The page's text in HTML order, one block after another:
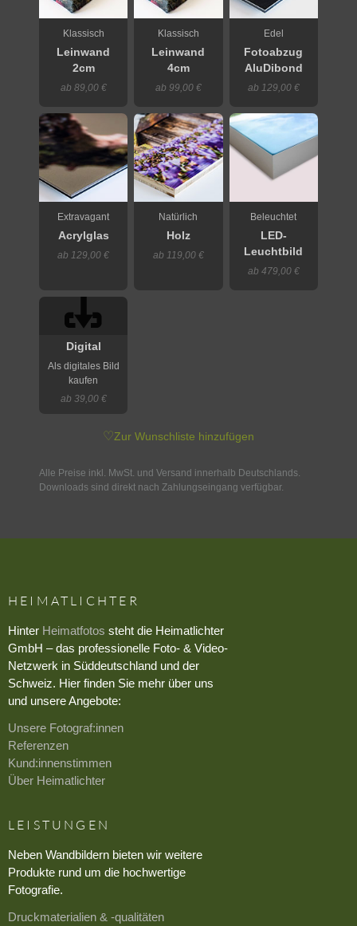
Klassisch
Leinwand
2cm
ab 89,00 €
Klassisch
Leinwand
4cm
ab 99,00 €
Edel
Fotoabzug
AluDibond
ab 129,00 €
Extravagant
Acrylglas
ab 129,00 €
Natürlich
Holz
ab 119,00 €
Beleuchtet
LED-
Leuchtbild
ab 479,00 €
Digital
Als digitales Bild
kaufen
ab 39,00 €
♡Zur Wunschliste hinzufügen
Alle Preise inkl. MwSt. und Versand innerhalb Deutschlands.
Downloads sind direkt nach Zahlungseingang verfügbar.
HEIMATLICHTER
Hinter Heimatfotos steht die Heimatlichter
GmbH – das professionelle Foto- & Video-
Netzwerk in Süddeutschland und der
Schweiz. Hier finden Sie mehr über uns
und unsere Angebote:
Unsere Fotograf:innen
Referenzen
Kund:innenstimmen
Über Heimatlichter
LEISTUNGEN
Neben Wandbildern bieten wir weitere
Produkte rund um die hochwertige
Fotografie.
Druckmaterialien & -qualitäten